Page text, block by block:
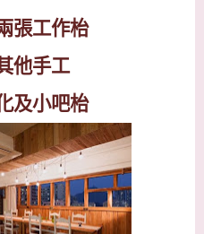
張工作枱
他手工
及小吧枱